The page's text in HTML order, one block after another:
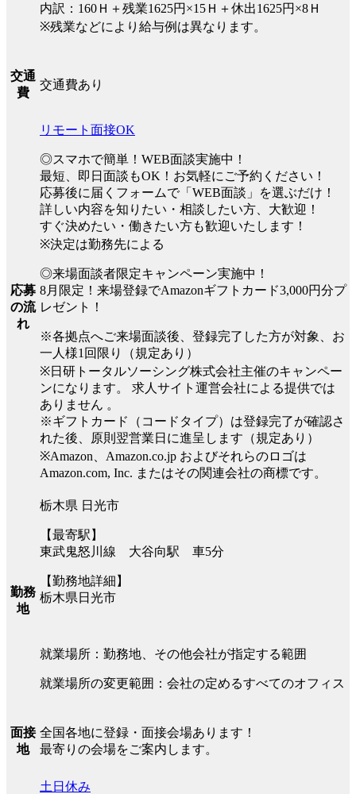
内訳：160Ｈ＋残業1625円×15Ｈ＋休出1625円×8Ｈ
※残業などにより給与例は異なります。
交通
費
交通費あり
応募
の流
れ
リモート面接OK
◎スマホで簡単！WEB面談実施中！
最短、即日面談もOK！お気軽にご予約ください！
応募後に届くフォームで「WEB面談」を選ぶだけ！
詳しい内容を知りたい・相談したい方、大歓迎！
すぐ決めたい・働きたい方も歓迎いたします！
※決定は勤務先による
◎来場面談者限定キャンペーン実施中！
8月限定！来場登録でAmazonギフトカード3,000円分プ
レゼント！
※各拠点へご来場面談後、登録完了した方が対象、お
一人様1回限り（規定あり）
※日研トータルソーシング株式会社主催のキャンペー
ンになります。 求人サイト運営会社による提供では
ありません 。
※ギフトカード（コードタイプ）は登録完了が確認さ
れた後、原則翌営業日に進呈します（規定あり）
※Amazon、Amazon.co.jp およびそれらのロゴは
Amazon.com, Inc. またはその関連会社の商標です。
勤務
地
栃木県 日光市
【最寄駅】
東武鬼怒川線 大谷向駅 車5分
【勤務地詳細】
栃木県日光市
就業場所：勤務地、その他会社が指定する範囲
就業場所の変更範囲：会社の定めるすべてのオフィス
面接
地
全国各地に登録・面接会場あります！
最寄りの会場をご案内します。
土日休み